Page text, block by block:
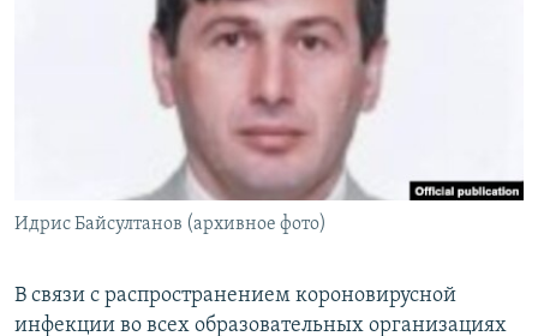
РАСПИСАНИЕ ВЕЩАНИЯ
ПОДПИШИТЕСЬ НА РАССЫЛКУ
Все сайты РСЕ/РС
Идрис Байсултанов (архивное фото)
В связи с распространением короновирусной
инфекции во всех образовательных организациях